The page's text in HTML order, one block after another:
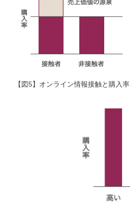
【図5】オンライン情報接触と購入率